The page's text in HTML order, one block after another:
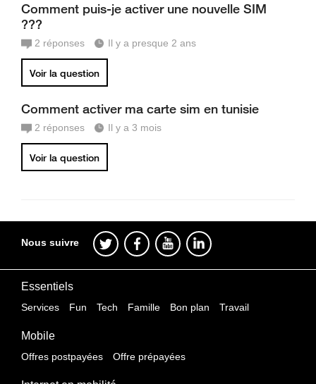
Comment puis-je activer une nouvelle SIM
???
2 réponses Il y a presque 2 ans
Voir la question
Comment activer ma carte sim en tunisie
2 réponses Il y a 3 mois
Voir la question
Nous suivre
Essentiels
Services Fun Tech Famille Bon plan Travail
Mobile
Offres postpayées Offre prépayées